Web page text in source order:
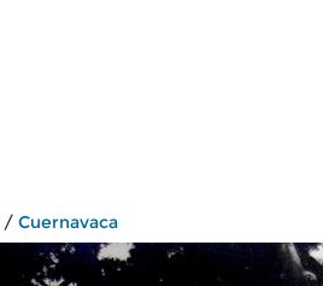
/ Cuernavaca